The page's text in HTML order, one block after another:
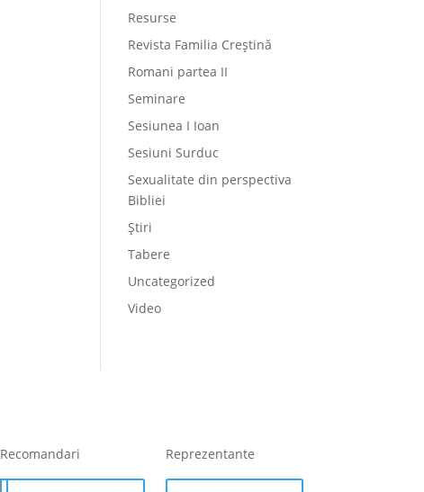
Resurse
Revista Familia Creștină
Romani partea II
Seminare
Sesiunea I Ioan
Sesiuni Surduc
Sexualitate din perspectiva
Bibliei
Știri
Tabere
Uncategorized
Video
Recomandari Reprezentante